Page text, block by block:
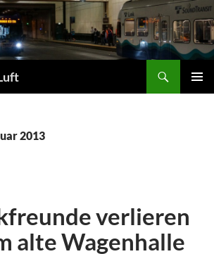
2013
verlieren
alte Wagenhalle